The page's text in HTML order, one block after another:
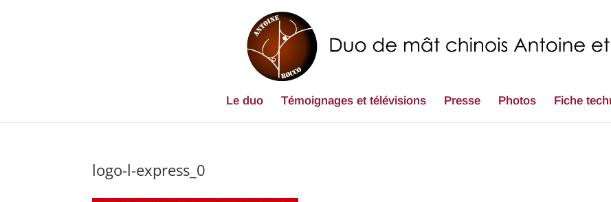
Le duo Témoignages et télévisions Presse Photos Fiche
logo-l-express_0